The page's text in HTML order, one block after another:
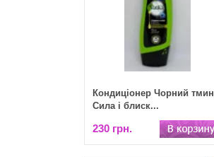
Кондиціонер Чорний тмин
Сила і блиск...
230 грн.